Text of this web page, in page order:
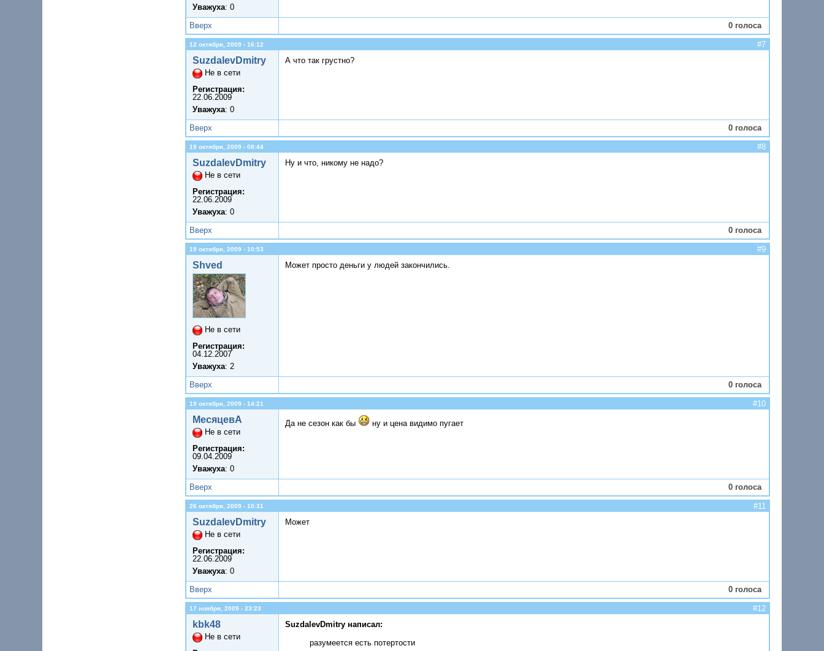
Уважуха: 0
Вверх 0 голоса
12 октября, 2009 - 16:12 #7
SuzdalevDmitry
Не в сети
Регистрация:
22.06.2009
Уважуха: 0
А что так грустно?
Вверх 0 голоса
19 октября, 2009 - 08:44 #8
SuzdalevDmitry
Не в сети
Регистрация:
22.06.2009
Уважуха: 0
Ну и что, никому не надо?
Вверх 0 голоса
19 октября, 2009 - 10:53 #9
Shved
Не в сети
Регистрация:
04.12.2007
Уважуха: 2
Может просто деньги у людей закончились.
Вверх 0 голоса
19 октября, 2009 - 14:21 #10
МесяцевА
Не в сети
Регистрация:
09.04.2009
Уважуха: 0
Да не сезон как бы ну и цена видимо пугает
Вверх 0 голоса
26 октября, 2009 - 10:31 #11
SuzdalevDmitry
Не в сети
Регистрация:
22.06.2009
Уважуха: 0
Может
Вверх 0 голоса
17 ноября, 2009 - 23:23 #12
kbk48
Не в сети
SuzdalevDmitry написал:
разумеется есть потертости